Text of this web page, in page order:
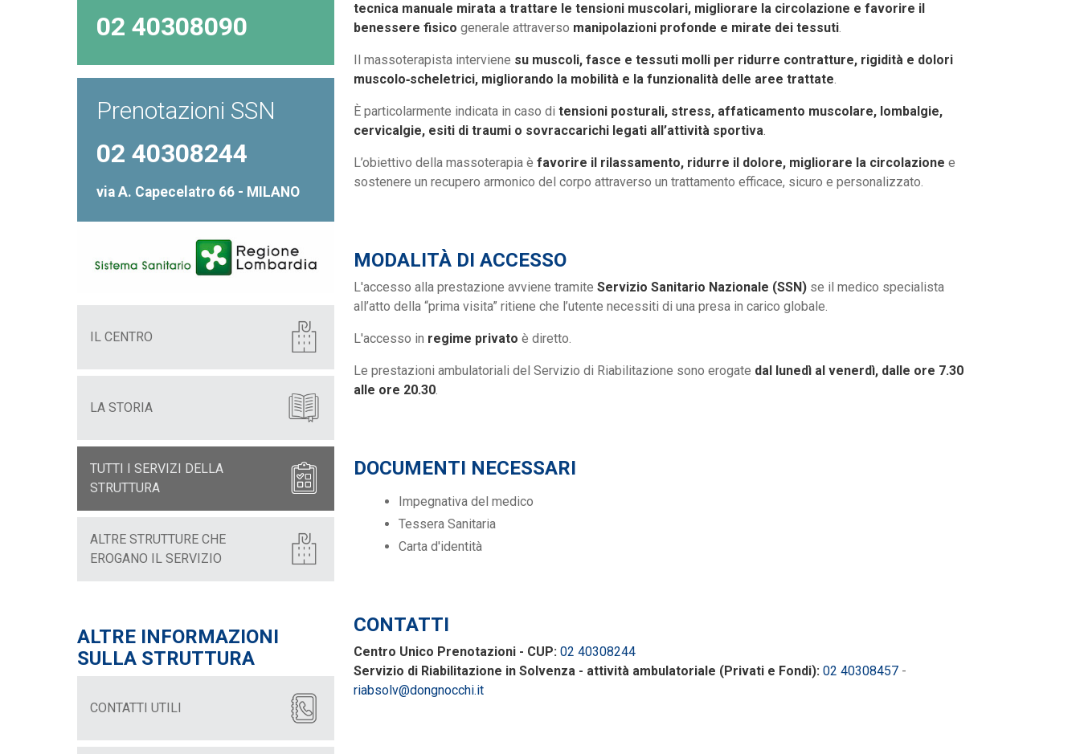
02 40308090
Prenotazioni SSN
02 40308244
via A. Capecelatro 66 - MILANO
IL CENTRO
LA STORIA
TUTTI I SERVIZI DELLA
STRUTTURA
ALTRE STRUTTURE CHE
EROGANO IL SERVIZIO
ALTRE INFORMAZIONI
SULLA STRUTTURA
CONTATTI UTILI
tecnica manuale mirata a trattare le tensioni muscolari, migliorare la circolazione e favorire il
benessere fisico generale attraverso manipolazioni profonde e mirate dei tessuti.
Il massoterapista interviene su muscoli, fasce e tessuti molli per ridurre contratture, rigidità e dolori
muscolo‑scheletrici, migliorando la mobilità e la funzionalità delle aree trattate.
È particolarmente indicata in caso di tensioni posturali, stress, affaticamento muscolare, lombalgie,
cervicalgie, esiti di traumi o sovraccarichi legati all’attività sportiva.
L’obiettivo della massoterapia è favorire il rilassamento, ridurre il dolore, migliorare la circolazione e
sostenere un recupero armonico del corpo attraverso un trattamento efficace, sicuro e personalizzato.
MODALITÀ DI ACCESSO
L'accesso alla prestazione avviene tramite Servizio Sanitario Nazionale (SSN) se il medico specialista
all’atto della “prima visita” ritiene che l’utente necessiti di una presa in carico globale.
L'accesso in regime privato è diretto.
Le prestazioni ambulatoriali del Servizio di Riabilitazione sono erogate dal lunedì al venerdì, dalle ore 7.30
alle ore 20.30.
DOCUMENTI NECESSARI
Impegnativa del medico
Tessera Sanitaria
Carta d'identità
CONTATTI
Centro Unico Prenotazioni - CUP: 02 40308244
Servizio di Riabilitazione in Solvenza - attività ambulatoriale (Privati e Fondi): 02 40308457 -
riabsolv@dongnocchi.it